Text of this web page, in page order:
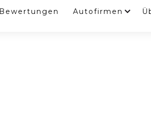
Bewertungen Autofirmen